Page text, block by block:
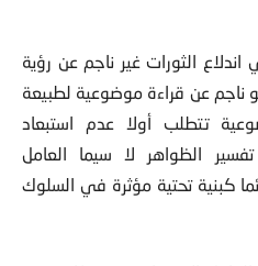
الثورات غير ناجم عن رؤية
ناجم عن قراءة موضوعية لطبيعة
تتطلب أولا عدم استبعاد
الظواهر لا سيما العامل
كبنية تحتية مؤثرة في السلوك